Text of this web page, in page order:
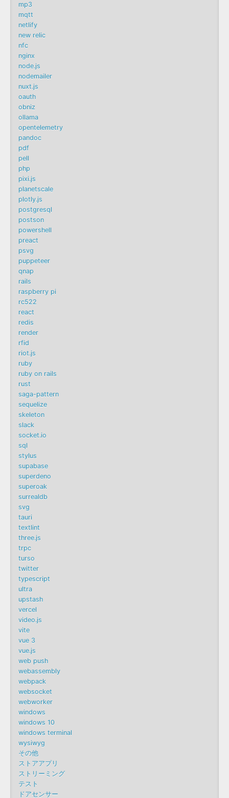
mp3
mqtt
netlify
new relic
nfc
nginx
node.js
nodemailer
nuxt.js
oauth
obniz
ollama
opentelemetry
pandoc
pdf
pell
php
pixi.js
planetscale
plotly.js
postgresql
postson
powershell
preact
psvg
puppeteer
qnap
rails
raspberry pi
rc522
react
redis
render
rfid
riot.js
ruby
ruby on rails
rust
saga-pattern
sequelize
skeleton
slack
socket.io
sql
stylus
supabase
superdeno
superoak
surrealdb
svg
tauri
textlint
three.js
trpc
turso
twitter
typescript
ultra
upstash
vercel
video.js
vite
vue 3
vue.js
web push
webassembly
webpack
websocket
webworker
windows
windows 10
windows terminal
wysiwyg
その他
ストアアプリ
ストリーミング
テスト
ドアセンサー